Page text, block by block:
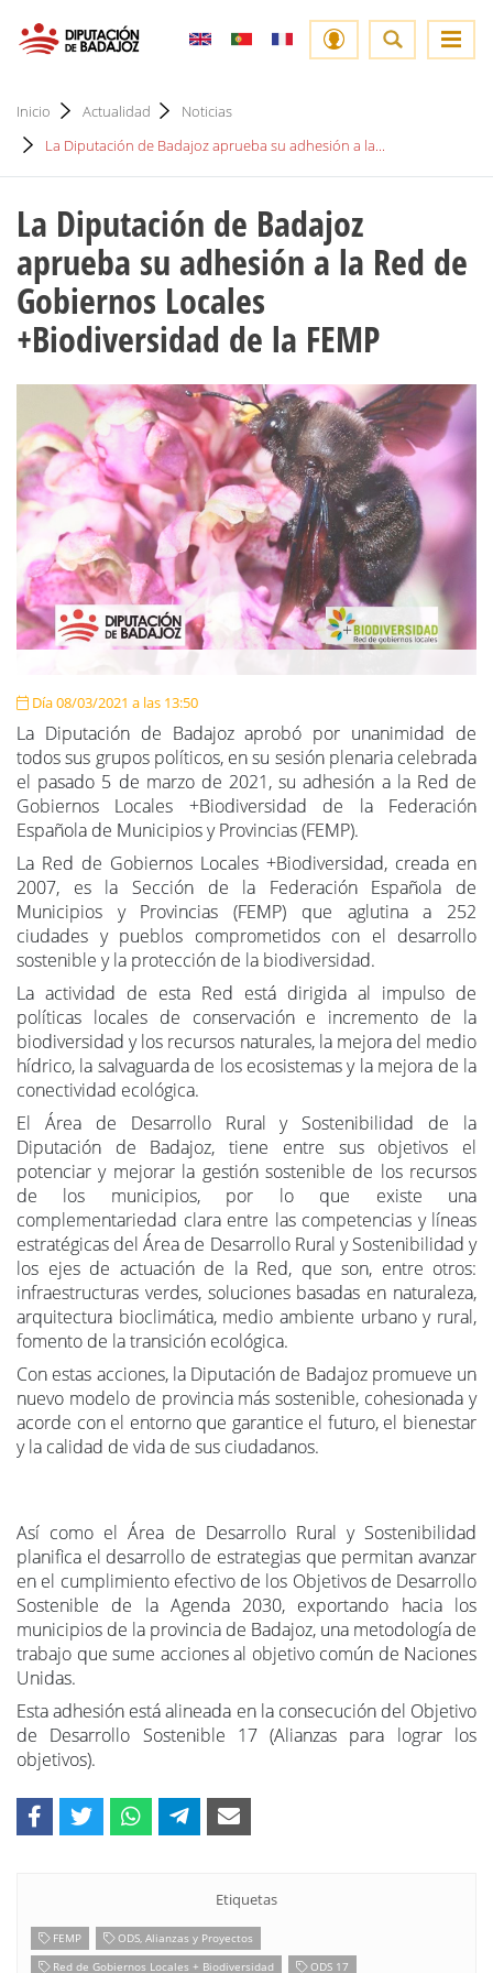
Inicio Actualidad
Noticias
La Diputación de Badajoz aprueba su adhesión a la...
La Diputación de Badajoz
aprueba su adhesión a la Red de
Gobiernos Locales
+Biodiversidad de la FEMP
Día 08/03/2021 a las 13:50
La Diputación de Badajoz aprobó por unanimidad de
todos sus grupos políticos, en su sesión plenaria celebrada
el pasado 5 de marzo de 2021, su adhesión a la Red de
Gobiernos Locales +Biodiversidad de la Federación
Española de Municipios y Provincias (FEMP).
La Red de Gobiernos Locales +Biodiversidad, creada en
2007, es la Sección de la Federación Española de
Municipios y Provincias (FEMP) que aglutina a 252
ciudades y pueblos comprometidos con el desarrollo
sostenible y la protección de la biodiversidad.
La actividad de esta Red está dirigida al impulso de
políticas locales de conservación e incremento de la
biodiversidad y los recursos naturales, la mejora del medio
hídrico, la salvaguarda de los ecosistemas y la mejora de la
conectividad ecológica.
El Área de Desarrollo Rural y Sostenibilidad de la
Diputación de Badajoz, tiene entre sus objetivos el
potenciar y mejorar la gestión sostenible de los recursos
de los municipios,por lo queexiste una
complementariedad clara entre las competencias y líneas
estratégicas del Área de Desarrollo Rural y Sostenibilidad y
los ejes de actuación de la Red, que son, entre otros:
infraestructuras verdes, soluciones basadas en naturaleza,
arquitectura bioclimática, medio ambiente urbano y rural,
fomento de la transición ecológica.
acorde con el entorno que garantice el futuro, el bienestar
y la calidad de vida de sus ciudadanos.
Así como el Área de Desarrollo Rural y Sostenibilidad
planifica el desarrollo de estrategias que permitan avanzar
en el cumplimiento efectivo de los
Sostenible de la Agenda 2030, exportando hacia los
municipios de la provincia de Badajoz, una metodología de
trabajo que sume acciones al objetivo común de Naciones
Unidas.
Esta adhesión está alineada en la consecu
de Desarrollo Sostenible 17 (Alianzas para lograr los